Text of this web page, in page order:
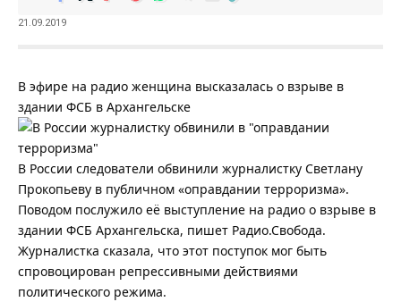
21.09.2019
В эфире на радио женщина высказалась о взрыве в
здании ФСБ в Архангельске
В России следователи обвинили журналистку Светлану
Прокопьеву в публичном «оправдании терроризма».
Поводом послужило её выступление на радио о взрыве в
здании ФСБ Архангельска, пишет Радио.Свобода.
Журналистка сказала, что этот поступок мог быть
спровоцирован репрессивными действиями
политического режима.